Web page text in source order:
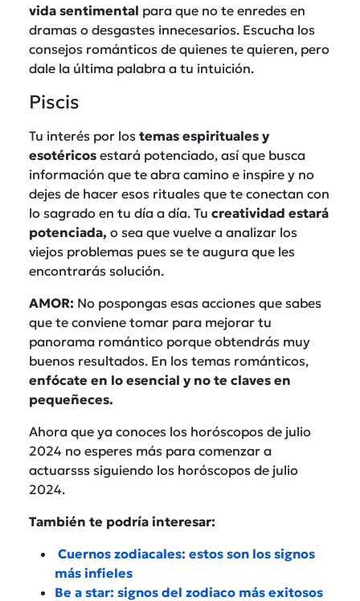
vida sentimental para que no te enredes en
dramas o desgastes innecesarios. Escucha los
consejos románticos de quienes te quieren, pero
dale la última palabra a tu intuición.
Piscis
Tu interés por los temas espirituales y
esotéricos estará potenciado, así que busca
información que te abra camino e inspire y no
dejes de hacer esos rituales que te conectan con
lo sagrado en tu día a día. Tu creatividad estará
potenciada, o sea que vuelve a analizar los
viejos problemas pues se te augura que les
encontrarás solución.
AMOR: No pospongas esas acciones que sabes
que te conviene tomar para mejorar tu
panorama romántico porque obtendrás muy
buenos resultados. En los temas románticos,
enfócate en lo esencial y no te claves en
pequeñeces.
Ahora que ya conoces los horóscopos de julio
2024 no esperes más para comenzar a
actuarsss siguiendo los horóscopos de julio
2024.
También te podría interesar:
Cuernos zodiacales: estos son los signos
más infieles
Be a star: signos del zodiaco más exitosos